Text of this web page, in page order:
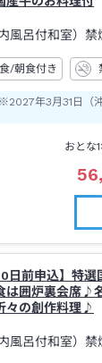
風呂付和室）禁
/朝食付き
年3月31日（
おとな
日前申込】特選
は囲炉裏会席♪
々の創作料理♪
風呂付和室）禁